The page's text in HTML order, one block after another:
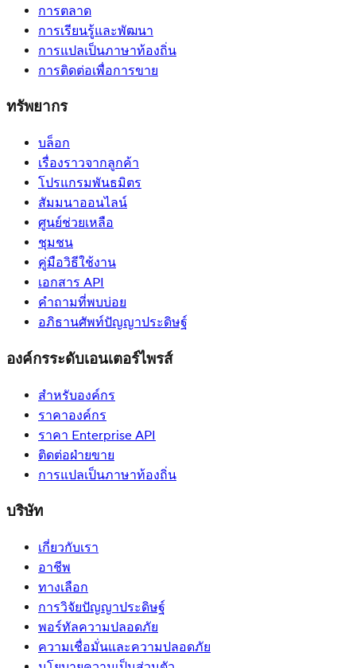
การตลาด
การเรียนรู้และพัฒนา
การแปลเป็นภาษาท้องถิ่น
การติดต่อเพื่อการขาย
ทรัพยากร
บล็อก
เรื่องราวจากลูกค้า
โปรแกรมพันธมิตร
สัมมนาออนไลน์
ศูนย์ช่วยเหลือ
ชุมชน
คู่มือวิธีใช้งาน
เอกสาร API
คำถามที่พบบ่อย
อภิธานศัพท์ปัญญาประดิษฐ์
องค์กรระดับเอนเตอร์ไพรส์
สำหรับองค์กร
ราคาองค์กร
ราคา Enterprise API
ติดต่อฝ่ายขาย
การแปลเป็นภาษาท้องถิ่น
บริษัท
เกี่ยวกับเรา
อาชีพ
ทางเลือก
การวิจัยปัญญาประดิษฐ์
พอร์ทัลความปลอดภัย
ความเชื่อมั่นและความปลอดภัย